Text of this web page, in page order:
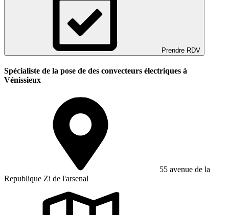
Prendre RDV
Spécialiste de la pose de des convecteurs électriques à
Vénissieux
55 avenue de la
Republique Zi de l'arsenal